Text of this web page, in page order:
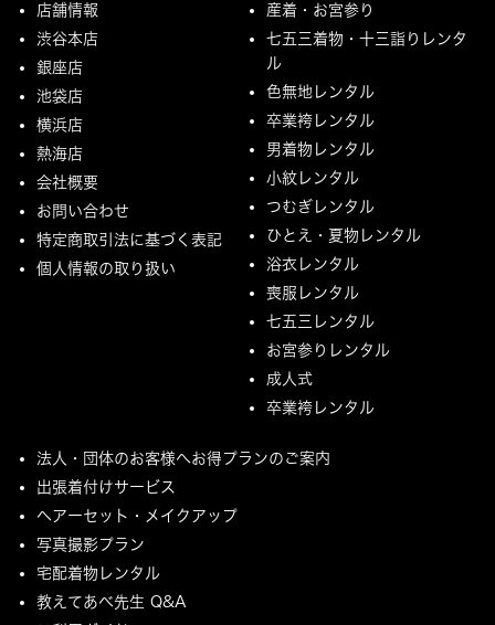
店舗情報
渋谷本店
銀座店
池袋店
横浜店
熱海店
会社概要
お問い合わせ
特定商取引法に基づく表記
個人情報の取り扱い
産着・お宮参り
七五三着物・十三詣りレンタ
ル
色無地レンタル
卒業袴レンタル
男着物レンタル
小紋レンタル
つむぎレンタル
ひとえ・夏物レンタル
浴衣レンタル
喪服レンタル
七五三レンタル
お宮参りレンタル
成人式
卒業袴レンタル
法人・団体のお客様へお得プランのご案内
出張着付けサービス
ヘアーセット・メイクアップ
写真撮影プラン
宅配着物レンタル
教えてあべ先生 Q&A